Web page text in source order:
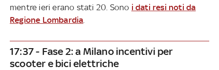
mentre ieri erano stati 20. Sono i dati resi noti da
Regione Lombardia
17:37 - Fase 2: a Milano incentivi per
scooter e bici elettriche